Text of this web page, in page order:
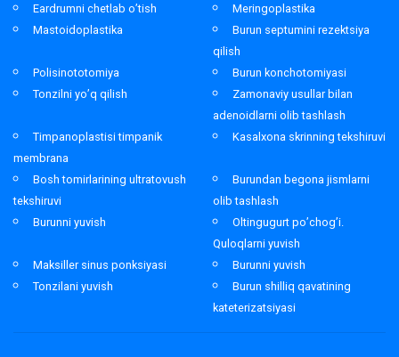
Eardrumni chetlab o’tish
Meringoplastika
Mastoidoplastika
Burun septumini rezektsiya
qilish
Polisinototomiya
Burun konchotomiyasi
Tonzilni yo’q qilish
Zamonaviy usullar bilan
adenoidlarni olib tashlash
Timpanoplastisi timpanik
membrana
Kasalxona skrinning tekshiruvi
Bosh tomirlarining ultratovush
tekshiruvi
Burundan begona jismlarni
olib tashlash
Burunni yuvish
Oltingugurt po’chog’i.
Quloqlarni yuvish
Maksiller sinus ponksiyasi
Burunni yuvish
Tonzilani yuvish
Burun shilliq qavatining
kateterizatsiyasi